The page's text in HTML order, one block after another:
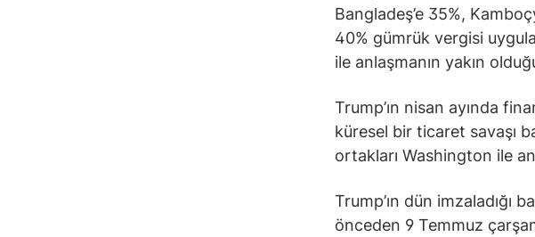
Bangladeş’e 35%,
40% gümrük vergisi
ile anlaşmanın yakın
Trump’ın nisan ayında
küresel bir ticaret savaşı
ortakları Washington ile
Trump’ın dün imzaladığı
önceden 9 Temmuz